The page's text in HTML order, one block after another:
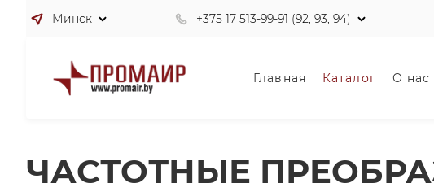
Минск +375 17 513-99-91 (92, 93, 94)
Главная Каталог О нас
ЧАСТОТНЫЕ